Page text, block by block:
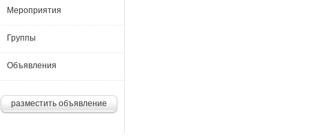
Мероприятия
Группы
Объявления
разместить объявление